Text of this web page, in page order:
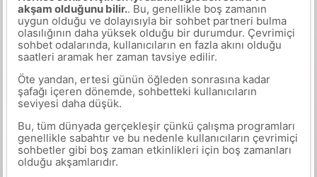
akşam olduğunu bilir.. Bu, genellikle boş zamanın
uygun olduğu ve dolayısıyla bir sohbet partneri bulma
olasılığının daha yüksek olduğu bir durumdur. Çevrimiçi
sohbet odalarında, kullanıcıların en fazla akını olduğu
saatleri aramak her zaman tavsiye edilir.
Öte yandan, ertesi günün öğleden sonrasına kadar
şafağı içeren dönemde, sohbetteki kullanıcıların
seviyesi daha düşük.
Bu, tüm dünyada gerçekleşir çünkü çalışma programları
genellikle sabahtır ve bu nedenle kullanıcıların çevrimiçi
sohbetler gibi boş zaman etkinlikleri için boş zamanları
olduğu akşamlarıdır.